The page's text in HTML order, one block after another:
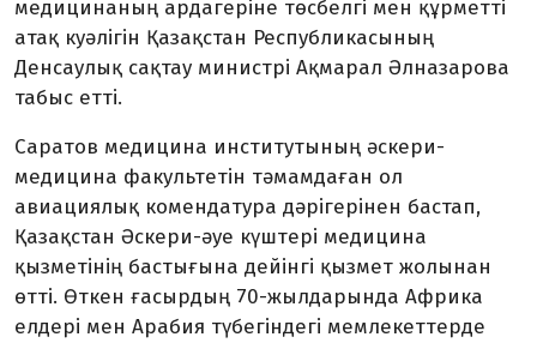
медицинаның ардагеріне төсбелгі мен құрметті
атақ куәлігін Қазақстан Республикасының
Денсаулық сақтау министрі Ақмарал Әлназарова
табыс етті.
Саратов медицина институтының әскери-
медицина факультетін тәмамдаған ол
авиациялық комендатура дәрігерінен бастап,
Қазақстан Әскери-әуе күштері медицина
қызметінің бастығына дейінгі қызмет жолынан
өтті. Өткен ғасырдың 70-жылдарында Африка
елдері мен Арабия түбегіндегі мемлекеттерде